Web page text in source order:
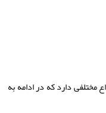
دارد که در ادامه به